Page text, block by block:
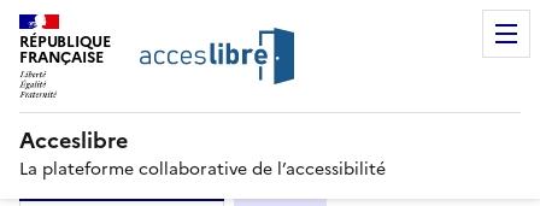
RÉPUBLIQUE
FRANÇAISE
Acceslibre
La plateforme collaborative de l’accessibilité